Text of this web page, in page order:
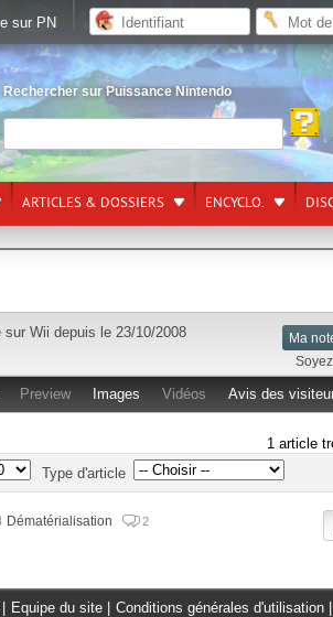
Rechercher sur Puissance Nintendo
ARTICLES & DOSSIERS ENCYCLO.
Ma
sur Wii depuis le 23/10/2008
Preview Images Vidéos Avis des
1 article
Type d'article
Dématérialisation 2
Equipe du site Conditions générales d'utilisation
sur PN